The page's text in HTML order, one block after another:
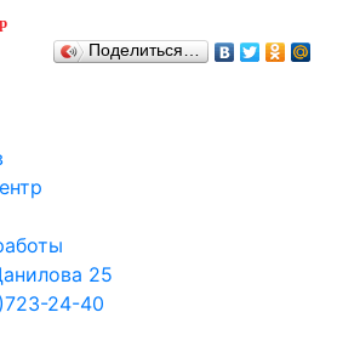
Поделиться…
25
24-40